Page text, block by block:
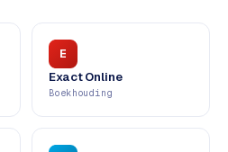
E
Exact Online
Boekhouding